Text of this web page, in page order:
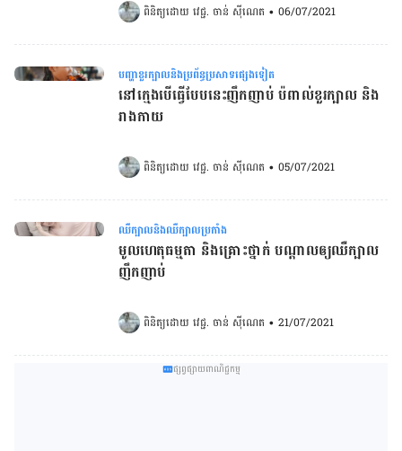
ពិនិត្យដោយ វេជ្ជ. ចាន់ ស៊ីណេត • 06/07/2021
បញ្ហាខួរក្បាលនិងប្រព័ន្ធប្រសាទផ្សេងទៀត
នៅក្មេងបើធ្វើបែបនេះញឹកញាប់ ប៉ពាល់ខួរក្បាល និង
រាងកាយ
ពិនិត្យដោយ វេជ្ជ. ចាន់ ស៊ីណេត • 05/07/2021
ឈឺក្បាលនិងឈឺក្បាលប្រកាំង
មូលហេតុធម្មតា និងគ្រោះថ្នាក់ បណ្ដាលឲ្យឈឺក្បាល
ញឹកញាប់
ពិនិត្យដោយ វេជ្ជ. ចាន់ ស៊ីណេត • 21/07/2021
ផ្សព្វផ្សាយពាណិជ្ជកម្ម